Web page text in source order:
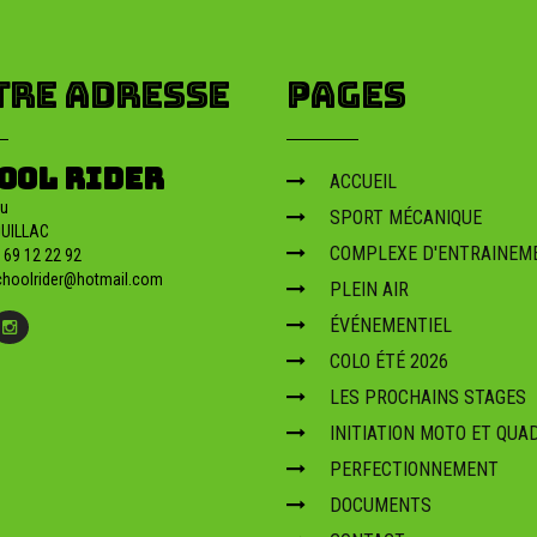
plus d'informations sur
stage initiation
motocross sarlat
Stage initiation motocross près de Sarlat : découverte du MX,
sécurité et progression encadrée. Réservez votre session.
ADRESSE
RIDER
12 22 92
PAGES
ACCUEIL
SPORT MÉCANIQUE
COMPLEXE
PLEIN AIR
ÉVÉNEMENTIEL
COLO ÉTÉ 2026
LES PROCHAINS STAGES
INITIATION MOTO ET
PERFECTIONNEMENT
DOCUMENTS